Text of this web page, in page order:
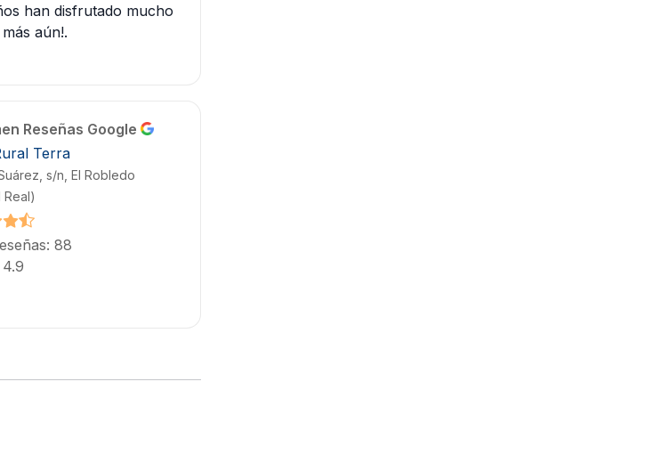
han disfrutado mucho
aún!.
Reseñas Google
Terra
s/n, El Robledo
Real)
88